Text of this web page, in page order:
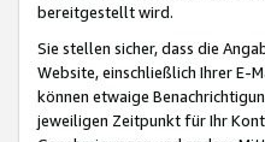
bereitgestellt wird.
Sie stellen sicher, dass die
Website, einschließlich Ihrer E-
können etwaige
jeweiligen Zeitpunkt für Ihr